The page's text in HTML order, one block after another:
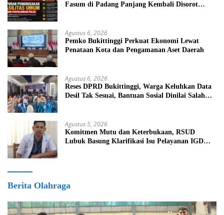
Fasum di Padang Panjang Kembali Disorot
Agustus 6, 2026
Pemko Bukittinggi Perkuat Ekonomi Lewat
Penataan Kota dan Pengamanan Aset Daerah
Agustus 6, 2026
Reses DPRD Bukittinggi, Warga Keluhkan Data
Desil Tak Sesuai, Bantuan Sosial Dinilai Salah
Agustus 5, 2026
Komitmen Mutu dan Keterbukaan, RSUD
Lubuk Basung Klarifikasi Isu Pelayanan IGD
Berita Olahraga